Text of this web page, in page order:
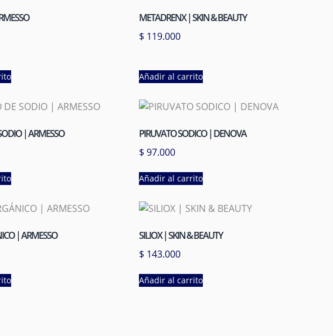
METADRENX | SKIN & BEAUTY
$ 119.000
Añadir al carrito
| ARMESSO
PIRUVATO SODICO | DENOVA
$ 97.000
Añadir al carrito
| ARMESSO
SILIOX | SKIN & BEAUTY
$ 143.000
Añadir al carrito